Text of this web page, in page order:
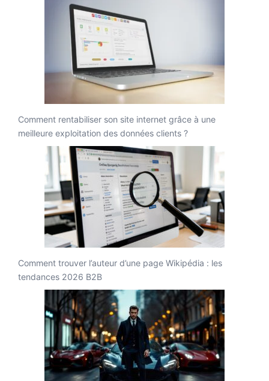
Comment rentabiliser son site internet grâce à une
meilleure exploitation des données clients ?
Comment trouver l’auteur d’une page Wikipédia : les
tendances 2026 B2B